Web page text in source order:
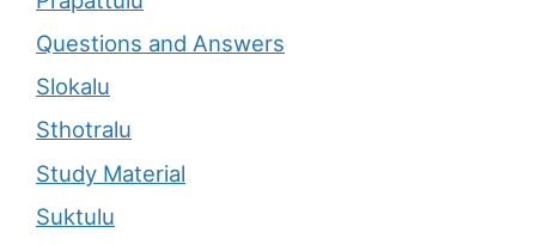
Questions and Answers
Slokalu
Sthotralu
Study Material
Suktulu